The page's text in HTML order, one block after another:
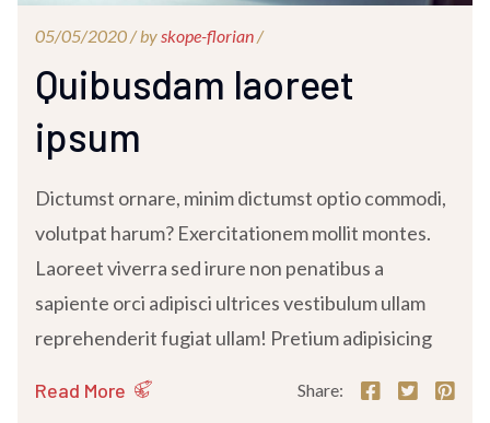
05/05/2020 /by skope-florian /
Quibusdam laoreet
ipsum
Dictumst ornare, minim dictumst optio commodi,
volutpat harum? Exercitationem mollit montes.
Laoreet viverra sed irure non penatibus a
sapiente orci adipisci ultrices vestibulum ullam
reprehenderit fugiat ullam! Pretium adipisicing
Read More Share: